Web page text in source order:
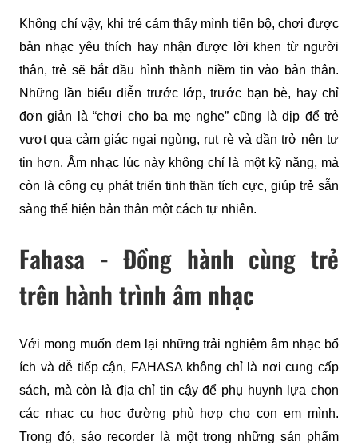
Không chỉ vậy, khi trẻ cảm thấy mình tiến bộ, chơi được
bản nhạc yêu thích hay nhận được lời khen từ người
thân, trẻ sẽ bắt đầu hình thành niềm tin vào bản thân.
Những lần biểu diễn trước lớp, trước bạn bè, hay chỉ
đơn giản là “chơi cho ba mẹ nghe” cũng là dịp để trẻ
vượt qua cảm giác ngại ngùng, rụt rè và dần trở nên tự
tin hơn. Âm nhạc lúc này không chỉ là một kỹ năng, mà
còn là công cụ phát triển tinh thần tích cực, giúp trẻ sẵn
sàng thể hiện bản thân một cách tự nhiên.
Fahasa - Đồng hành cùng trẻ
trên hành trình âm nhạc
Với mong muốn đem lại những trải nghiệm âm nhạc bổ
ích và dễ tiếp cận, FAHASA không chỉ là nơi cung cấp
sách, mà còn là địa chỉ tin cậy để phụ huynh lựa chọn
các nhạc cụ học đường phù hợp cho con em mình.
Trong đó, sáo recorder là một trong những sản phẩm